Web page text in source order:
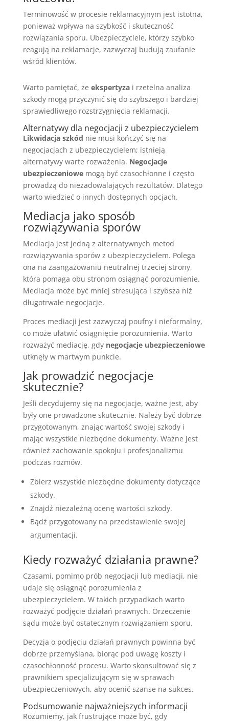
Terminowość w procesie reklamacyjnym jest istotna,
ponieważ wpływa na szybkość i skuteczność
rozwiązania sporu. Ubezpieczyciele, którzy szybko
reagują na reklamacje, zazwyczaj budują zaufanie
wśród klientów.
Warto pamiętać, że ekspertyzai rzetelna analiza
szkody mogą przyczynić się do szybszego i bardziej
sprawiedliwego rozstrzygnięcia reklamacji.
Alternatywy dla negocjacji z ubezpieczycielem
Likwidacja szkód nie musi kończyć się na
negocjacjach z ubezpieczycielem; istnieją
alternatywy warte rozważenia. Negocjacje
ubezpieczeniowemogą być czasochłonne i często
prowadzą do niezadowalających rezultatów. Dlatego
warto wiedzieć o innych dostępnych opcjach.
Mediacja jako sposób
rozwiązywania sporów
Mediacja jest jedną z alternatywnych metod
rozwiązywania sporów z ubezpieczycielem. Polega
ona na zaangażowaniu neutralnej trzeciej strony,
która pomaga obu stronom osiągnąć porozumienie.
Mediacja może być mniej stresująca i szybsza niż
długotrwałe negocjacje.
Proces mediacji jest zazwyczaj poufny i nieformalny,
co może ułatwić osiągnięcie porozumienia. Warto
rozważyć mediację, gdy negocjacje ubezpieczeniowe
utknęły w martwym punkcie.
Jak prowadzić negocjacje
skutecznie?
Jeśli decydujemy się na negocjacje, ważne jest, aby
były one prowadzone skutecznie. Należy być dobrze
przygotowanym, znając wartość swojej szkody i
mając wszystkie niezbędne dokumenty. Ważne jest
również zachowanie spokoju i profesjonalizmu
podczas rozmów.
Zbierz wszystkie niezbędne dokumenty dotyczące
szkody.
Znajdź niezależną ocenę wartości szkody.
Bądź przygotowany na przedstawienie swojej
argumentacji.
Kiedy rozważyć działania prawne?
Czasami, pomimo prób negocjacji lub mediacji, nie
udaje się osiągnąć porozumienia z
ubezpieczycielem. W takich przypadkach warto
rozważyć podjęcie działań prawnych. Orzeczenie
sądu może być ostatecznym rozwiązaniem sporu.
Decyzja o podjęciu działań prawnych powinna być
dobrze przemyślana, biorąc pod uwagę koszty i
czasochłonność procesu. Warto skonsultować się z
prawnikiem specjalizującym się w sprawach
ubezpieczeniowych, aby ocenić szanse na sukces.
Podsumowanie najważniejszych informacji
Rozumiemy, jak frustrujące może być, gdy